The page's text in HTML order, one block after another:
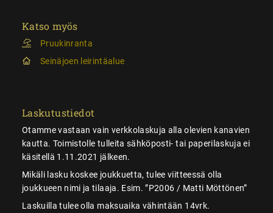
Katso myös
Pruukinranta
Seinäjoen leirintäalue
Laskutustiedot
Otamme vastaan vain verkkolaskuja alla olevien kanavien
kautta. Toimistolle tulleita sähköposti- tai paperilaskuja ei
käsitellä 1.11.2021 jälkeen.
Mikäli lasku koskee joukkuetta, tulee viitteessä olla
joukkueen nimi ja tilaaja. Esim. ”P2006 / Matti Möttönen”
Laskuilla tulee olla maksuaika vähintään 14vrk.